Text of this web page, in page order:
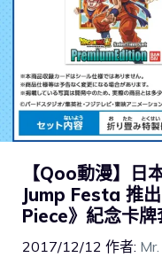
【Qoo動漫】日
Jump Festa 推
Piece》紀念卡牌
2017/12/12 作者: